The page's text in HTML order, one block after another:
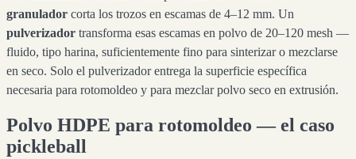
granulador corta los trozos en escamas de 4–12 mm. Un
pulverizador transforma esas escamas en polvo de 20–120 mesh —
fluido, tipo harina, suficientemente fino para sinterizar o mezclarse
en seco. Solo el pulverizador entrega la superficie específica
necesaria para rotomoldeo y para mezclar polvo seco en extrusión.
Polvo HDPE para rotomoldeo — el caso
pickleball